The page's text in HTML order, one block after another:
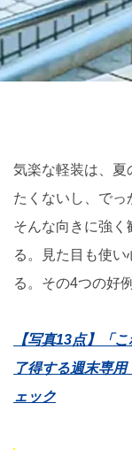
気楽な軽装は、夏
たくないし、でっ
そんな向きに強く
る。見た目も使
る。その4つの好
【写真13点】「
了得する週末専
ェック